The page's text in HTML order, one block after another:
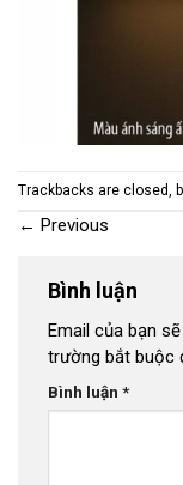
Trackbacks are closed,
← Previous
Bình luận
Email của bạn
trường bắt buộc
Bình luận *